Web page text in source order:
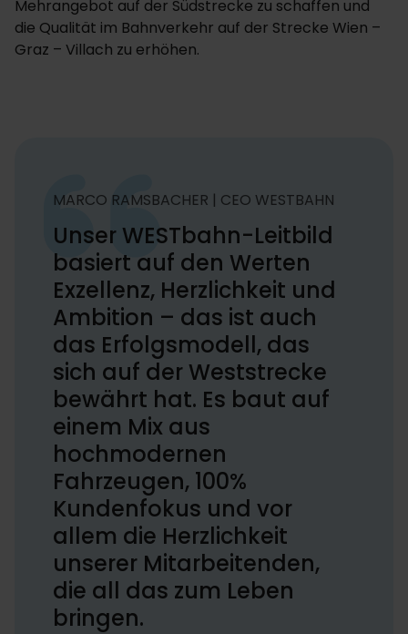
Mehrangebot auf der Südstrecke zu schaffen und
die Qualität im Bahnverkehr auf der Strecke Wien –
Graz – Villach zu erhöhen.
MARCO RAMSBACHER | CEO WESTBAHN
Unser WESTbahn-Leitbild
basiert auf den Werten
Exzellenz, Herzlichkeit und
Ambition – das ist auch
das Erfolgsmodell, das
sich auf der Weststrecke
bewährt hat. Es baut auf
einem Mix aus
hochmodernen
Fahrzeugen, 100%
Kundenfokus und vor
allem die Herzlichkeit
unserer Mitarbeitenden,
die all das zum Leben
bringen.